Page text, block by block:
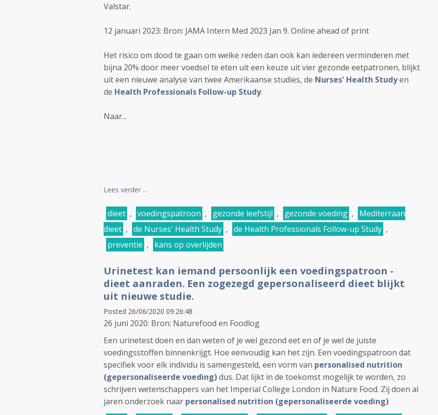
Valstar.
12 januari 2023: Bron: JAMA Intern Med 2023 Jan 9. Online ahead of print
Het risico om dood te gaan om welke reden dan ook kan iedereen verminderen met
bijna 20% door meer voedsel te eten uit een keuze uit vier gezonde eetpatronen, blijkt
uit een nieuwe analyse van twee Amerikaanse studies, de Nurses' Health Studyen
de Health Professionals Follow-up Study.
Naar...
Lees verder ...
dieet , voedingspatroon , gezonde leefstijl , gezonde voeding ,
Mediterraan
dieet , de Nurses' Health Study , de Health Professionals Follow-up Study ,
preventie , kans op overlijden
Urinetest kan iemand persoonlijk een voedingspatroon -
dieet aanraden. Een zogezegd gepersonaliseerd dieet blijkt
uit nieuwe studie.
Posted 26/06/2020 09:26:48
26 juni 2020: Bron: Naturefood en Foodlog
Een urinetest doen en dan weten of je wel gezond eet en of je wel de juiste
voedingsstoffen binnenkrijgt. Hoe eenvoudig kan het zijn. Een voedingspatroon dat
specifiek voor elk individu is samengesteld, een vorm van personalised nutrition
(gepersonaliseerde voeding)dus. Dat lijkt in de toekomst mogelijk te worden, zo
schrijven wetenschappers van het Imperial College London in Nature Food. Zij doen al
jaren onderzoek naar personalised nutrition (gepersonaliseerde voeding)